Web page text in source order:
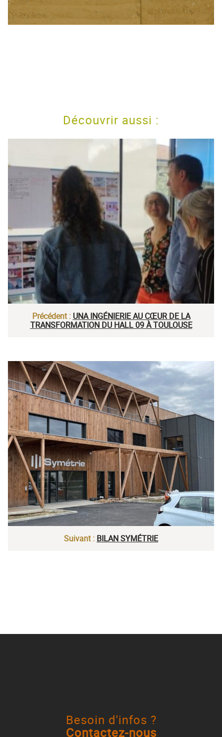
Découvrir aussi :
Précédent : UNA INGÉNIERIE AU CŒUR DE LA
TRANSFORMATION DU HALL 09 À TOULOUSE
Suivant : BILAN SYMÉTRIE
Besoin d'infos ?
Contactez-nous